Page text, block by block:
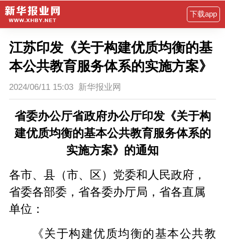
下载app
江苏印发《关于构建优质均衡的基
本公共教育服务体系的实施方案》
2024/06/11 15:03 新华报业网
省委办公厅省政府办公厅印发《关于构
建优质均衡的基本公共教育服务体系的
实施方案》的通知
各市、县（市、区）党委和人民政府，
省委各部委，省各委办厅局，省各直属
单位：
《关于构建优质均衡的基本公共教